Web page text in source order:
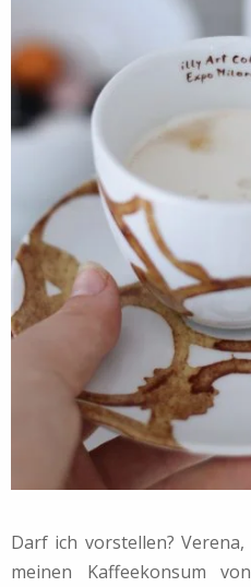
Darf ich vorstellen?
meinen Kaffeekonsum